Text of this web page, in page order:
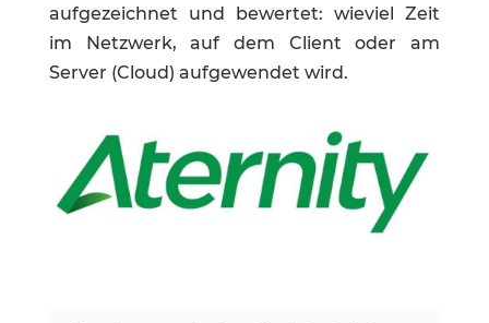
aufgezeichnet und bewertet: wieviel Zeit
im Netzwerk, auf dem Client oder am
Server (Cloud) aufgewendet wird.